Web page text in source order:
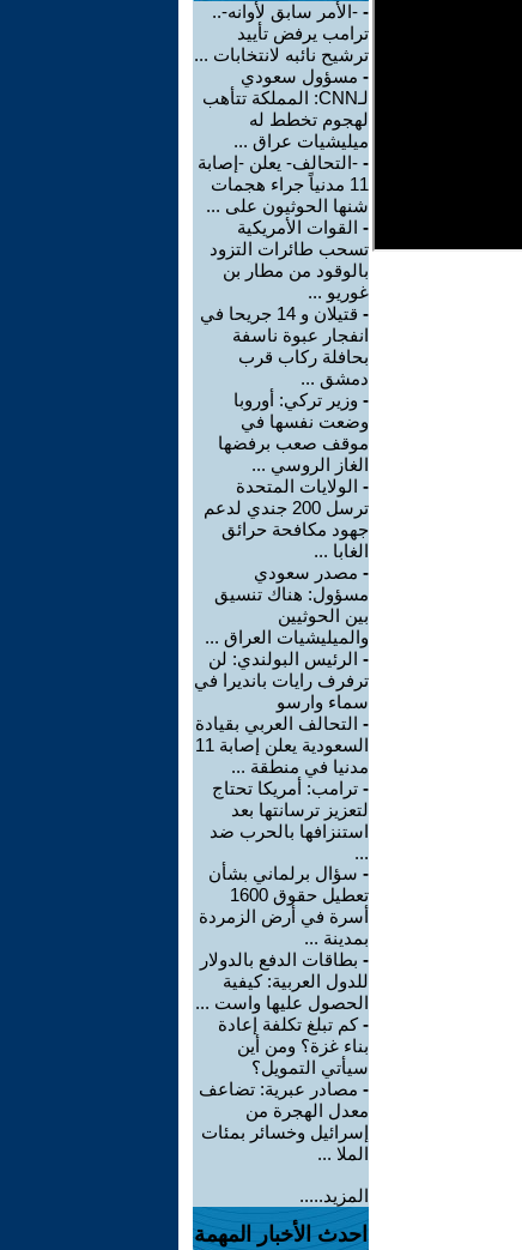
- -الأمر سابق لأوانه-..
ترامب يرفض تأييد
ترشيح نائبه لانتخابات ...
- مسؤول سعودي
لـCNN: المملكة تتأهب
لهجوم تخطط له
ميليشيات عراق ...
- -التحالف- يعلن -إصابة
11 مدنياً جراء هجمات
شنها الحوثيون على ...
- القوات الأمريكية
تسحب طائرات التزود
بالوقود من مطار بن
غوريو ...
-
قتيلان و 14 جريحا في
انفجار عبوة ناسفة
بحافلة ركاب قرب
دمشق ...
- وزير تركي: أوروبا
وضعت نفسها في
موقف صعب برفضها
الغاز الروسي ...
- الولايات المتحدة
ترسل 200 جندي لدعم
جهود مكافحة حرائق
الغابا ...
- مصدر سعودي
مسؤول: هناك تنسيق
بين الحوثيين
والميليشيات العراق ...
- الرئيس البولندي: لن
ترفرف رايات بانديرا في
سماء وارسو
- التحالف العربي بقيادة
السعودية يعلن إصابة 11
مدنيا في منطقة ...
- ترامب: أمريكا تحتاج
لتعزيز ترسانتها بعد
استنزافها بالحرب ضد
...
- سؤال برلماني بشأن
تعطيل حقوق 1600
أسرة في أرض الزمردة
بمدينة ...
- بطاقات الدفع بالدولار
للدول العربية: كيفية
الحصول عليها واست ...
-كم تبلغ تكلفة إعادة
بناء غزة؟ ومن أين
سيأتي التمويل؟
- مصادر عبرية: تضاعف
معدل الهجرة من
إسرائيل وخسائر بمئات
الملا ...
المزيد.....
احدث الأخبار المهمة